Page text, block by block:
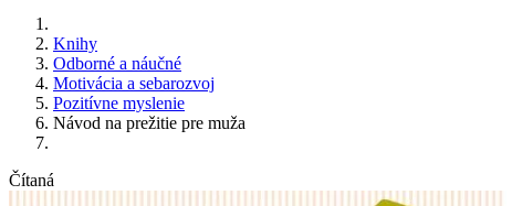
Knihy
Odborné a náučné
Motivácia a sebarozvoj
Pozitívne myslenie
Návod na prežitie pre muža
Čítaná